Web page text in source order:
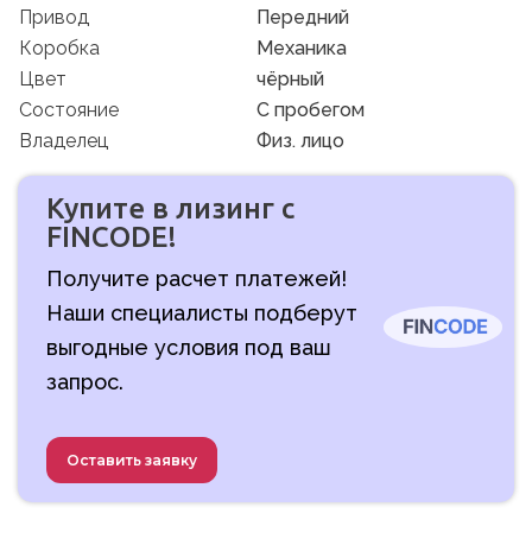
Привод
Передний
Коробка
Механика
Цвет
чёрный
Состояние
C пробегом
Владелец
Физ. лицо
Купите в лизинг с
FINCODE!
Получите расчет платежей!
Наши специалисты подберут
выгодные условия под ваш
запрос.
Оставить заявку